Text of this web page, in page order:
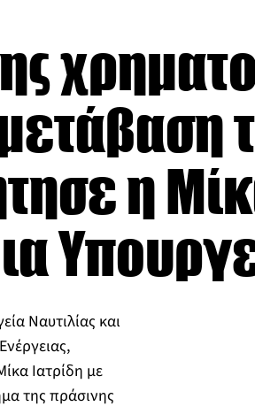
η
Ναυτιλίας και
Ιατρίδη με
της πράσινης